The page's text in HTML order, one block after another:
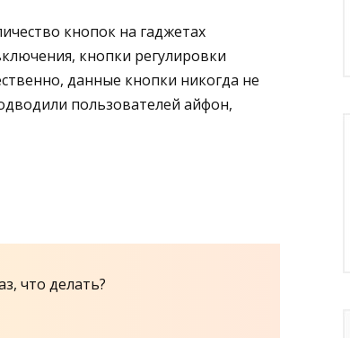
кнопок на гаджетах
кнопки регулировки
данные кнопки никогда не
пользователей айфон,
что делать?